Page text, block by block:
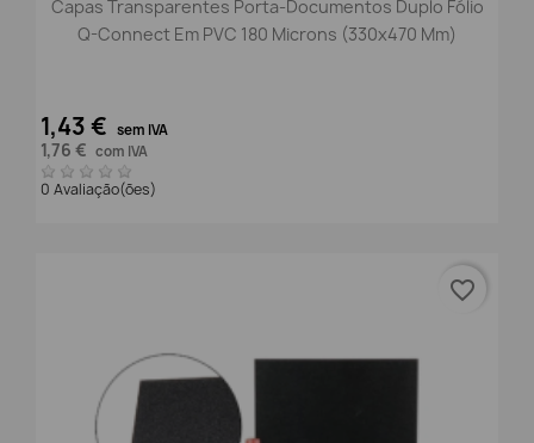
Capas Transparentes Porta-Documentos Duplo Fólio
Q-Connect Em PVC 180 Microns (330x470 Mm)
1,43 € sem IVA
1,76 € com IVA
0 Avaliação(ões)
favorite_border